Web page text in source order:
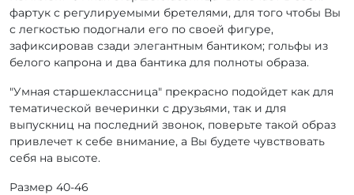
фартук с регулируемыми бретелями, для того чтобы Вы
с легкостью подогнали его по своей фигуре,
зафиксировав сзади элегантным бантиком; гольфы из
белого капрона и два бантика для полноты образа.
"Умная старшеклассница" прекрасно подойдет как для
тематической вечеринки с друзьями, так и для
выпускниц на последний звонок, поверьте такой образ
привлечет к себе внимание, а Вы будете чувствовать
себя на высоте.
Размер 40-46